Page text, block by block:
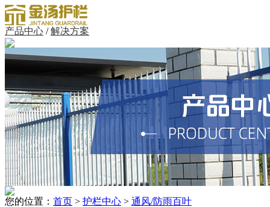
产品中心 /解决方案
您的位置： 首页 > 护栏中心 > 通风/防雨百叶